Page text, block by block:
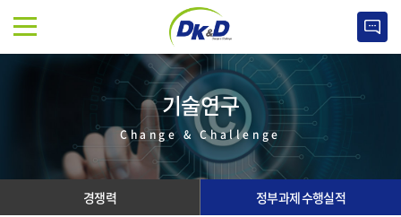
기술연구
Change & Challenge
경쟁력 정부과제 수행실적